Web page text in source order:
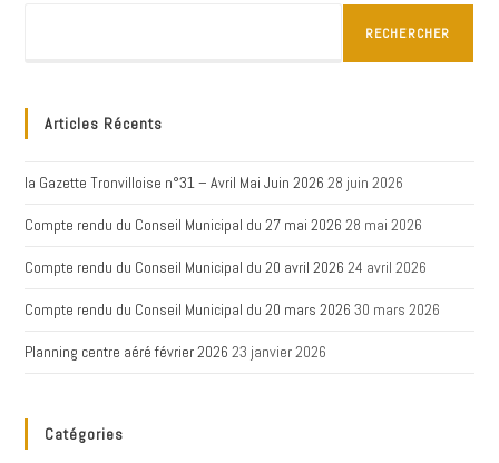
RECHERCHER
Articles Récents
la Gazette Tronvilloise n°31 – Avril Mai Juin 2026 28 juin 2026
Compte rendu du Conseil Municipal du 27 mai 2026 28 mai 2026
Compte rendu du Conseil Municipal du 20 avril 2026 24 avril 2026
Compte rendu du Conseil Municipal du 20 mars 2026 30 mars 2026
Planning centre aéré février 2026 23 janvier 2026
Catégories